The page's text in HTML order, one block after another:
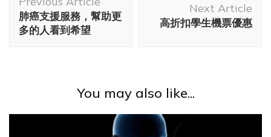
Navigation
肺癌支援服務，幫助更
多的人看到希望
Next Article
高折扣學生機票優惠
You may also like...